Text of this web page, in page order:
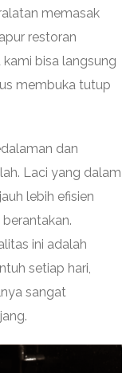
memasak
restoran
bisa langsung
membuka tutup
dan
Laci yang dalam
lebih efisien
ini adalah
setiap hari,
sangat